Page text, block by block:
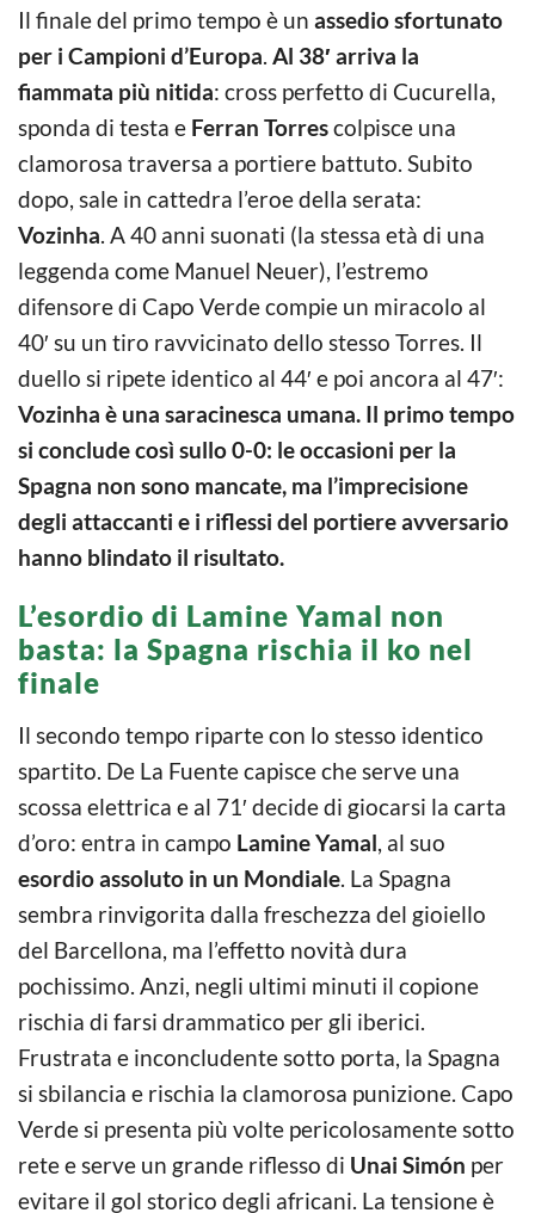
Il finale del primo tempo è un assedio sfortunato
per i Campioni d’Europa. Al 38′ arriva la
fiammata più nitida: cross perfetto di Cucurella,
sponda di testa e Ferran Torrescolpisce una
clamorosa traversa a portiere battuto. Subito
dopo, sale in cattedra l’eroe della serata:
Vozinha. A 40 anni suonati (la stessa età di una
leggenda come Manuel Neuer), l’estremo
difensore di Capo Verde compie un miracolo al
40′ su un tiro ravvicinato dello stesso Torres. Il
duello si ripete identico al 44′ e poi ancora al 47′:
Vozinha è una saracinesca umana. Il primo tempo
si conclude così sullo 0-0: le occasioni per la
Spagna non sono mancate, ma l’imprecisione
degli attaccanti e i riflessi del portiere avversario
hanno blindato il risultato.
L’esordio di Lamine Yamal non
basta: la Spagna rischia il ko nel
finale
Il secondo tempo riparte con lo stesso identico
spartito. De La Fuente capisce che serve una
scossa elettrica e al 71′ decide di giocarsi la carta
d’oro: entra in campo Lamine Yamal, al suo
esordio assoluto in un Mondiale. La Spagna
sembra rinvigorita dalla freschezza del gioiello
del Barcellona, ma l’effetto novità dura
pochissimo. Anzi, negli ultimi minuti il copione
rischia di farsi drammatico per gli iberici.
Frustrata e inconcludente sotto porta, la Spagna
si sbilancia e rischia la clamorosa punizione. Capo
Verde si presenta più volte pericolosamente sotto
rete e serve un grande riflesso di Unai Simón per
evitare il gol storico degli africani. La tensione è